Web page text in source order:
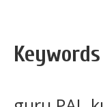
Keywords